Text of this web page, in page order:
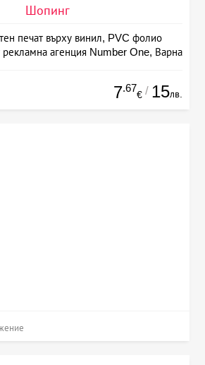
Шопинг
печат върху винил, PVC фолио
агенция Number One, Варна
7.67
€ / 15лв.